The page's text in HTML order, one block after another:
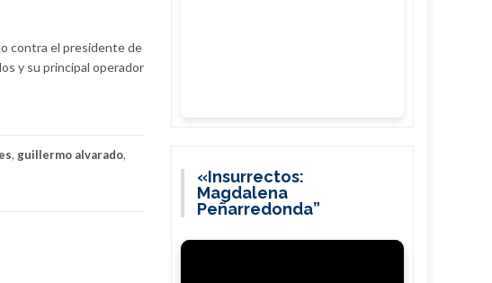
contra el presidente de
y su principal operador
, guillermo alvarado,
«Insurrectos:
Magdalena
Peñarredonda”